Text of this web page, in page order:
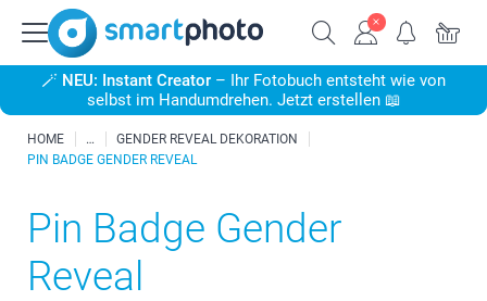
🪄 NEU: Instant Creator – Ihr Fotobuch entsteht wie von
selbst im Handumdrehen. Jetzt erstellen 📖
HOME
GENDER REVEAL DEKORATION
PIN BADGE GENDER REVEAL
Pin Badge Gender
Reveal